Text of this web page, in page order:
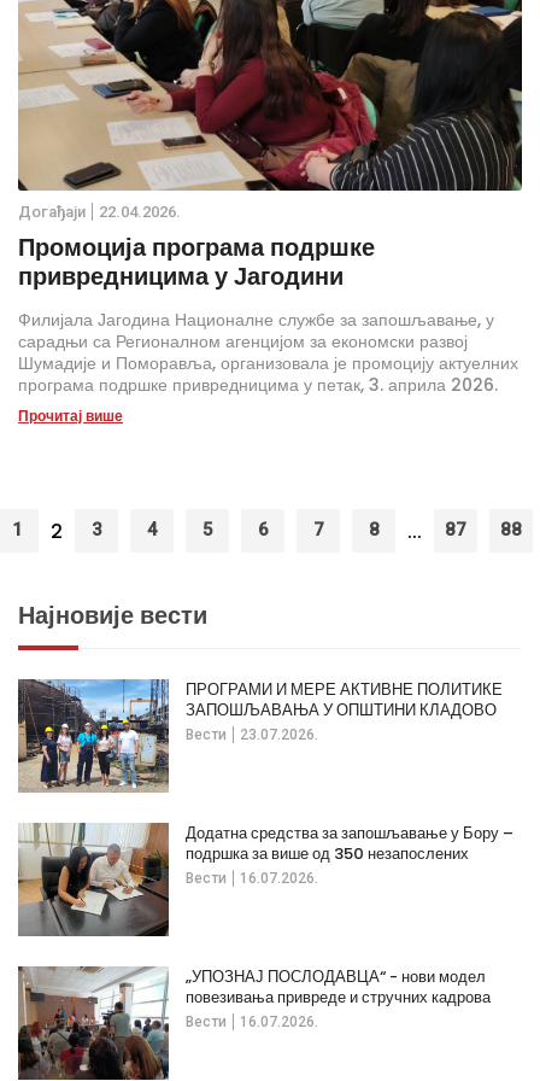
Дoгађаjи 22.04.2026.
Промоција програма подршке
привредницима у Јагодини
Филијала Јагодина Националне службе за запошљавање, у
сарадњи са Регионалном агенцијом за економски развој
Шумадије и Поморавља, организовала је промоцију актуелних
програма подршке привредницима у петак, 3. априла 2026.
године.
Прочитај више
1 2 3 4 5 6 7 8 ... 87 88
Најновије вести
Вести 23.07.2026.
ПРОГРАМИ И МЕРЕ АКТИВНЕ ПОЛИТИКЕ
ЗАПОШЉАВАЊА У ОПШТИНИ КЛАДОВО
Вести 16.07.2026.
Додатна средства за запошљавање у Бору –
подршка за више од 350 незапослених
Вести 16.07.2026.
„УПОЗНАЈ ПОСЛОДАВЦА“ - нови модел
повезивања привреде и стручних кадрова